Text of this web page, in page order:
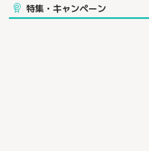
＼おすすめポイント／
・1回数分程度の案件もあり、スキマ
特集・キャンペーン